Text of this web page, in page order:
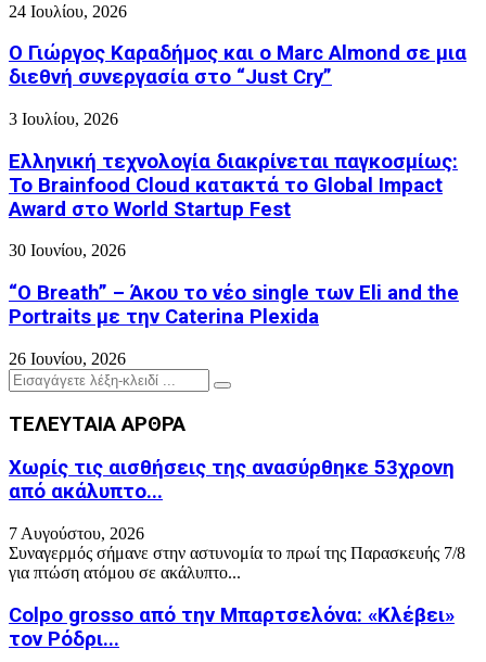
24 Ιουλίου, 2026
Ο Γιώργος Καραδήμος και ο Marc Almond σε μια
διεθνή συνεργασία στο “Just Cry”
3 Ιουλίου, 2026
Ελληνική τεχνολογία διακρίνεται παγκοσμίως:
Το Brainfood Cloud κατακτά το Global Impact
Award στο World Startup Fest
30 Ιουνίου, 2026
“O Breath” – Άκου το νέο single των Eli and the
Portraits με την Caterina Plexida
26 Ιουνίου, 2026
Search
for:
Search
ΤΕΛΕΥΤΑΙΑ ΑΡΘΡΑ
Χωρίς τις αισθήσεις της ανασύρθηκε 53χρονη
από ακάλυπτο...
7 Αυγούστου, 2026
Συναγερμός σήμανε στην αστυνομία το πρωί της Παρασκευής 7/8
για πτώση ατόμου σε ακάλυπτο...
Colpo grosso από την Μπαρτσελόνα: «Κλέβει»
τον Ρόδρι...